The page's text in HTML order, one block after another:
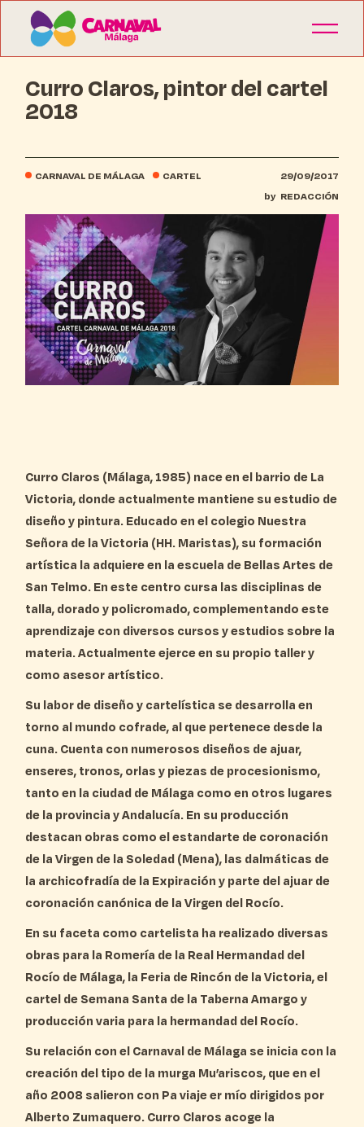
Curro Claros, pintor del cartel
2018
CARNAVAL DE MÁLAGA CARTEL
29/09/2017
by REDACCIÓN
Curro Claros (Málaga, 1985) nace en el barrio de La
Victoria, donde actualmente mantiene su estudio de
diseño y pintura. Educado en el colegio Nuestra
Señora de la Victoria (HH. Maristas), su formación
artística la adquiere en la escuela de Bellas Artes de
San Telmo. En este centro cursa las disciplinas de
talla, dorado y policromado, complementando este
aprendizaje con diversos cursos y estudios sobre la
materia. Actualmente ejerce en su propio taller y
como asesor artístico.
Su labor de diseño y cartelística se desarrolla en
torno al mundo cofrade, al que pertenece desde la
cuna. Cuenta con numerosos diseños de ajuar,
enseres, tronos, orlas y piezas de procesionismo,
tanto en la ciudad de Málaga como en otros lugares
de la provincia y Andalucía. En su producción
destacan obras como el estandarte de coronación
de la Virgen de la Soledad (Mena), las dalmáticas de
la archicofradía de la Expiración y parte del ajuar de
coronación canónica de la Virgen del Rocío.
En su faceta como cartelista ha realizado diversas
obras para la Romería de la Real Hermandad del
Rocío de Málaga, la Feria de Rincón de la Victoria, el
cartel de Semana Santa de la Taberna Amargo y
producción varia para la hermandad del Rocío.
Su relación con el Carnaval de Málaga se inicia con la
creación del tipo de la murga Mu’ariscos, que en el
año 2008 salieron con Pa viaje er mío dirigidos por
Alberto Zumaquero. Curro Claros acoge la